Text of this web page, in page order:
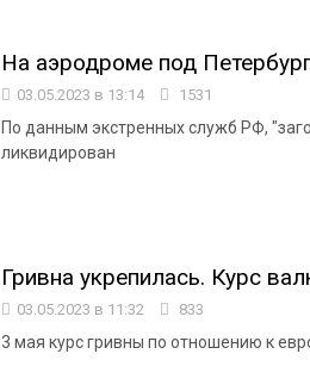
На аэродроме под
03.05.2023 в 13:14 1531
По данным экстренных служб РФ,
ликвидирован
Гривна укрепилась. Курс
03.05.2023 в 11:32 833
3 мая курс гривны по отношению к